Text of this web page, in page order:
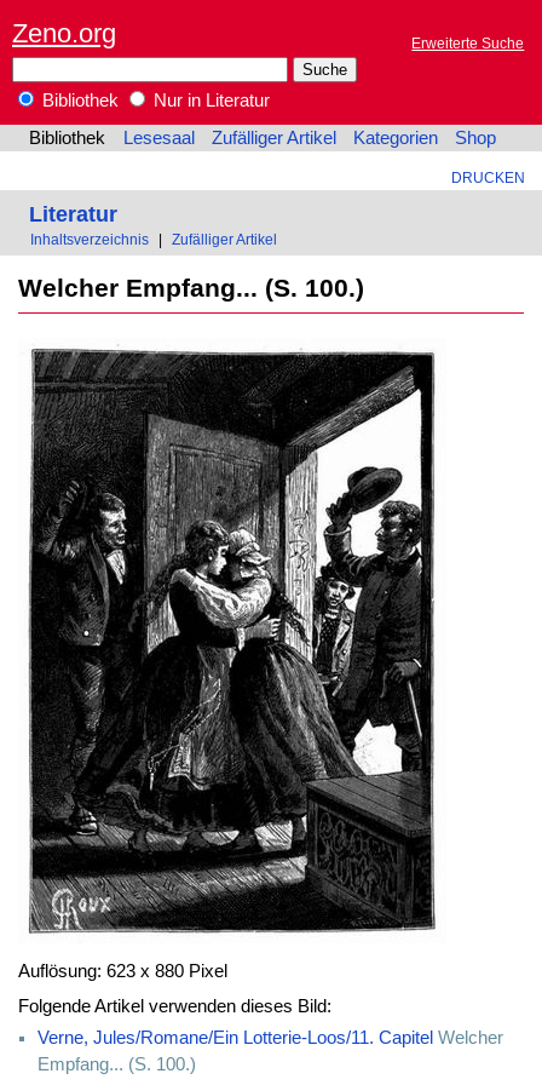
Zeno.org Erweiterte Suche
Bibliothek
Nur in Literatur
Bibliothek
Lesesaal Zufälliger Artikel Kategorien Shop
DRUCKEN
Literatur
Inhaltsverzeichnis Zufälliger Artikel
Welcher Empfang... (S. 100.)
Auflösung: 623 x 880 Pixel
Folgende Artikel verwenden dieses Bild:
Verne, Jules/Romane/Ein Lotterie-Loos/11. Capitel Welcher
Empfang... (S. 100.)